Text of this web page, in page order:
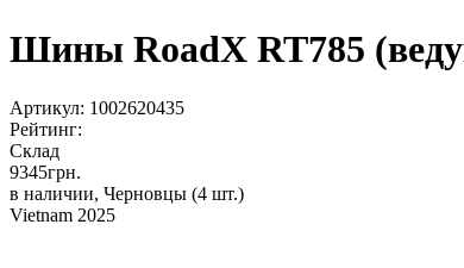
Шины RoadX RT785
Артикул: 1002620435
Рейтинг:
Склад
9345грн.
в наличии, Черновцы (4 шт.)
Vietnam 2025